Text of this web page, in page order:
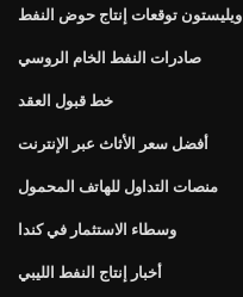
ويليستون توقعات إنتاج حوض النفط
صادرات النفط الخام الروسي
خط قبول العقد
أفضل سعر الأثاث عبر الإنترنت
منصات التداول للهاتف المحمول
وسطاء الاستثمار في كندا
أخبار إنتاج النفط الليبي